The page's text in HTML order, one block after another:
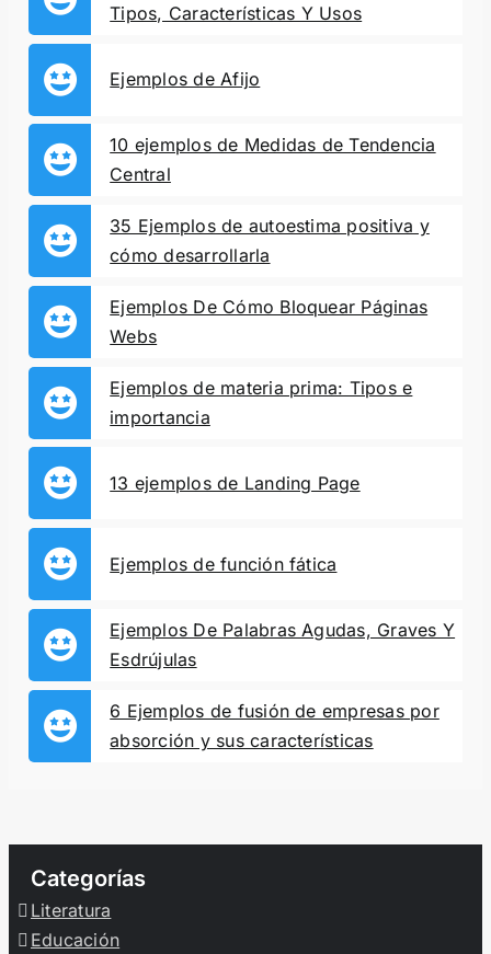
Tipos, Características Y Usos
Ejemplos de Afijo
10 ejemplos de Medidas de Tendencia
Central
35 Ejemplos de autoestima positiva y
cómo desarrollarla
Ejemplos De Cómo Bloquear Páginas
Webs
Ejemplos de materia prima: Tipos e
importancia
13 ejemplos de Landing Page
Ejemplos de función fática
Ejemplos De Palabras Agudas, Graves Y
Esdrújulas
6 Ejemplos de fusión de empresas por
absorción y sus características
Categorías
Literatura
Educación